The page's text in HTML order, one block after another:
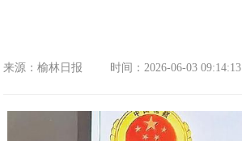
来源：榆林日报 时间：2026-06-03 09:14:13